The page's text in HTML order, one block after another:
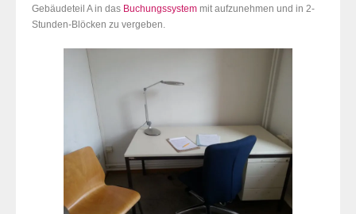
Gebäudeteil A in das Buchungssystem mit aufzunehmen und in 2-
Stunden-Blöcken zu vergeben.